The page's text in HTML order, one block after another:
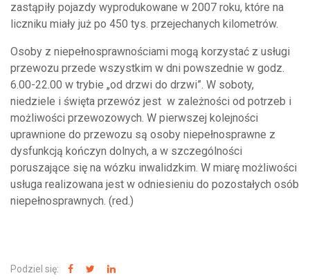
zastąpiły pojazdy wyprodukowane w 2007 roku, które na
liczniku miały już po 450 tys. przejechanych kilometrów.
Osoby z niepełnosprawnościami mogą korzystać z usługi
przewozu przede wszystkim w dni powszednie w godz.
6.00-22.00 w trybie „od drzwi do drzwi”. W soboty,
niedziele i święta przewóz jest w zależności od potrzeb i
możliwości przewozowych. W pierwszej kolejności
uprawnione do przewozu są osoby niepełnosprawne z
dysfunkcją kończyn dolnych, a w szczególności
poruszające się na wózku inwalidzkim. W miarę możliwości
usługa realizowana jest w odniesieniu do pozostałych osób
niepełnosprawnych. (red.)
Podziel się: